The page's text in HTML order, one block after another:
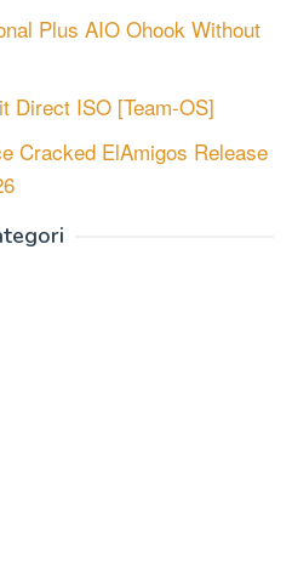
Plus AIO Ohook Without
Direct ISO [Team-OS]
Cracked ElAmigos Release